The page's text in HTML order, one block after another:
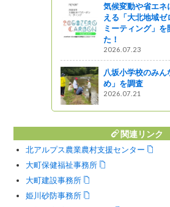
気候変動や省エネ
える「大北地域ゼ
ミーティング」を
た！
2026.07.23
八坂小学校のみん
め」を調査
2026.07.21
関連リンク
北アルプス農業農村支援センター
大町保健福祉事務所
大町建設事務所
姫川砂防事務所